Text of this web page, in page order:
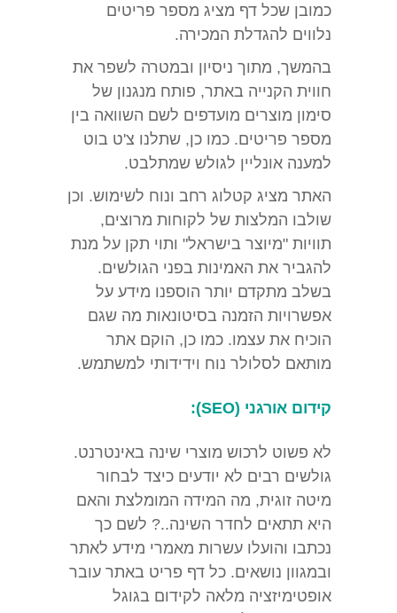
כמובן שכל דף מציג מספר פריטים
נלווים להגדלת המכירה.
בהמשך, מתוך ניסיון ובמטרה לשפר את
חווית הקנייה באתר, פותח מנגנון של
סימון מוצרים מועדפים לשם השוואה בין
מספר פריטים. כמו כן, שתלנו צ'ט בוט
למענה אונליין לגולש שמתלבט.
האתר מציג קטלוג רחב ונוח לשימוש. וכן
שולבו המלצות של לקוחות מרוצים,
תוויות "מיוצר בישראל" ותוי תקן על מנת
להגביר את האמינות בפני הגולשים.
בשלב מתקדם יותר הוספנו מידע על
אפשרויות הזמנה בסיטונאות מה שגם
הוכיח את עצמו. כמו כן, הוקם אתר
מותאם לסלולר נוח וידידותי למשתמש.
קידום אורגני (SEO):
לא פשוט לרכוש מוצרי שינה באינטרנט.
גולשים רבים לא יודעים כיצד לבחור
מיטה זוגית, מה המידה המומלצת והאם
היא תתאים לחדר השינה..? לשם כך
נכתבו והועלו עשרות מאמרי מידע לאתר
ובמגוון נושאים. כל דף פריט באתר עובר
אופטימיזציה מלאה לקידום בגוגל